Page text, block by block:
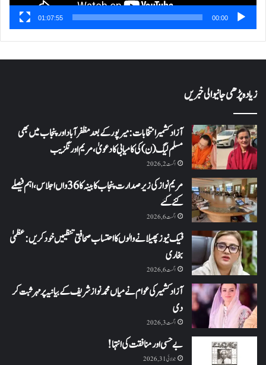
00:00
01:07:55
زیادہ پڑھی جانیوالی خبریں
آزاد کشمیر انتخابات: میرپور کے بعد مظفرآباد اور پنجاب میں بھی
مسلم لیگ (ن) کی کامیابی کا دعویٰ، مریم اورنگزیب
اگست 2, 2026
مریم نواز کی زیر صدارت پنجاب کابینہ کا 36واں اجلاس،اہم فیصلے
کئے گئے
اگست 6, 2026
فیک نیوز پھیلانے والوں کا احتساب صحافتی تنظیمیں خود کریں: عظمیٰ
بخاری
اگست 6, 2026
آزاد کشمیر کی عوام نے میاں محمد نواز شریف کے بیانیہ پر مہر ثبت کر
دی
اگست 3, 2026
بے حسی اور منافقت کی انتہا !
جولائی 31, 2026